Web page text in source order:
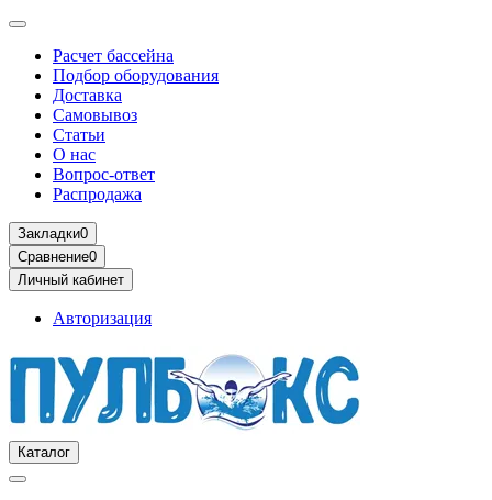
Расчет бассейна
Подбор оборудования
Доставка
Самовывоз
Статьи
О нас
Вопрос-ответ
Распродажа
Закладки0
Сравнение0
Личный кабинет
Авторизация
Каталог